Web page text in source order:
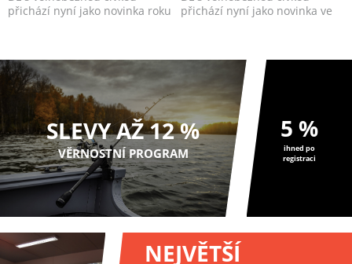
přichází nyní jako novinka roku
přichází nyní jako novinka ve
SLEVY AŽ 12 %
VĚRNOSTNÍ PROGRAM
5 %
ihned po
registraci
NEJVĚTŠÍ